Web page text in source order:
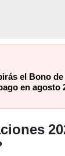
el Bono
en agosto